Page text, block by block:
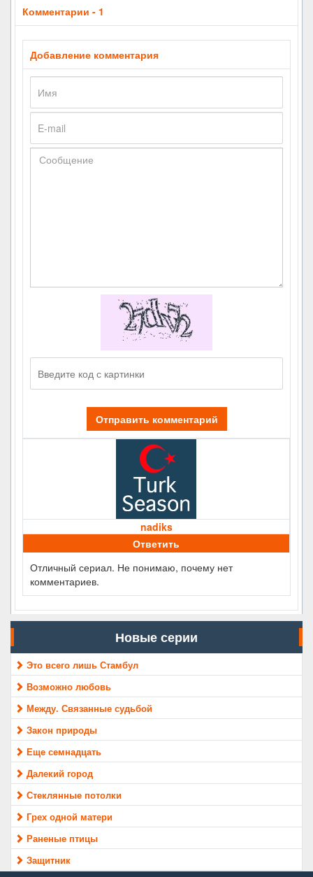
Комментарии - 1
Добавление комментария
Отправить комментарий
nadiks
Ответить
Отличный сериал. Не понимаю, почему нет
комментариев.
Новые серии
Это всего лишь Стамбул
Возможно любовь
Между. Связанные судьбой
Закон природы
Еще семнадцать
Далекий город
Стеклянные потолки
Грех одной матери
Раненые птицы
Защитник